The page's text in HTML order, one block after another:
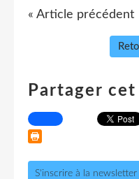
« Article précédent
Partager
S'inscrire à la newsletter